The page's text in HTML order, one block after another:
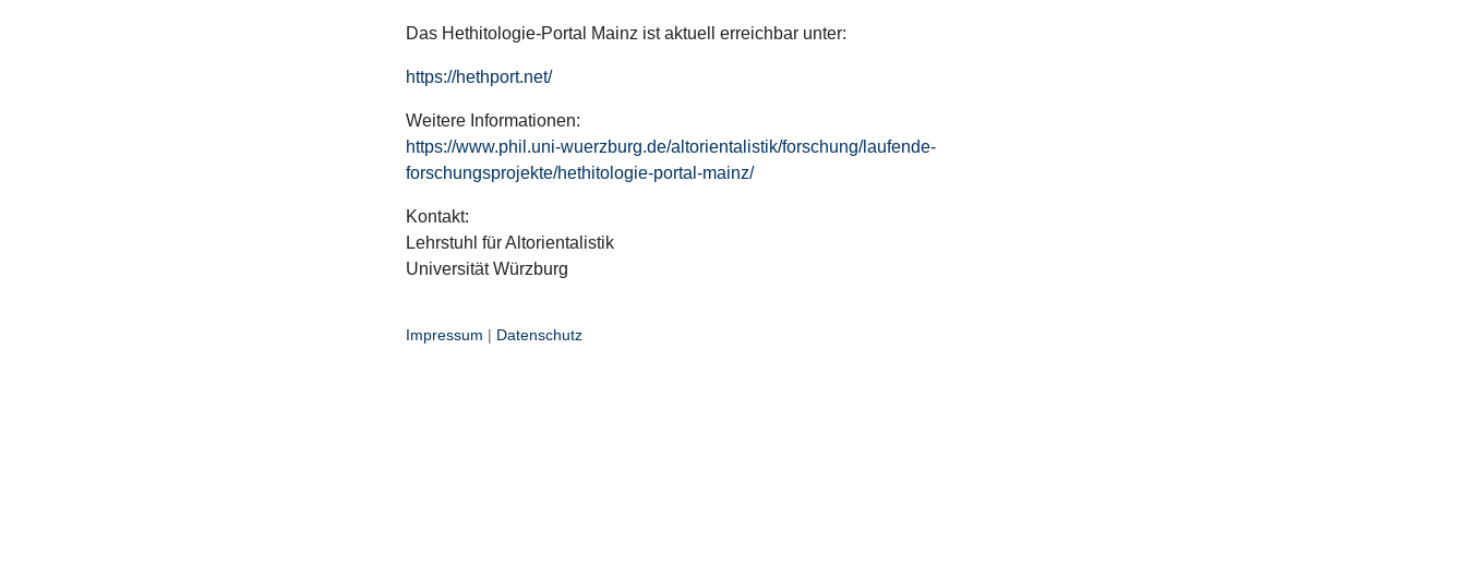
Das Hethitologie-Portal Mainz ist aktuell erreichbar unter:
https://hethport.net/
Weitere Informationen:
https://www.phil.uni-wuerzburg.de/altorientalistik/forschung/laufende-
forschungsprojekte/hethitologie-portal-mainz/
Kontakt:
Lehrstuhl für Altorientalistik
Universität Würzburg
Impressum | Datenschutz